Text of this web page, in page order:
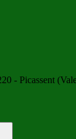
- Picassent